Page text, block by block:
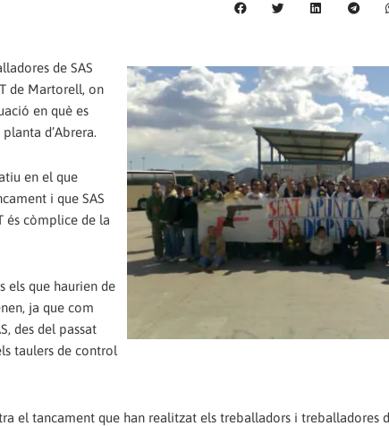
de SAS
de Martorell, on
en què es
d’Abrera.
en el que
i que SAS
és còmplice de la
els que haurien de
ja que com
des del passat
taulers de control
el tancament que han realitzat els treballadors i treballadores